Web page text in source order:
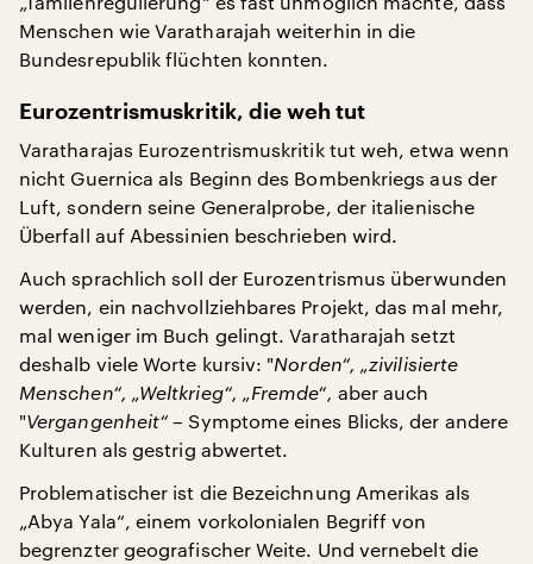
Menschen wie Varatharajah weiterhin in die
Bundesrepublik flüchten konnten.
Eurozentrismuskritik, die weh tut
Varatharajas Eurozentrismuskritik tut weh, etwa wenn
nicht Guernica als Beginn des Bombenkriegs aus der
Luft, sondern seine Generalprobe, der italienische
Überfall auf Abessinien beschrieben wird.
Auch sprachlich soll der Eurozentrismus überwunden
werden, ein nachvollziehbares Projekt, das mal mehr,
mal weniger im Buch gelingt. Varatharajah setzt
deshalb viele Worte kursiv: "Norden“, „zivilisierte
Menschen“, „Weltkrieg“, „Fremde“, aber auch
"Vergangenheit“ – Symptome eines Blicks, der andere
Kulturen als gestrig abwertet.
Problematischer ist die Bezeichnung Amerikas als
„Abya Yala“, einem vorkolonialen Begriff von
begrenzter geografischer Weite. Und vernebelt die